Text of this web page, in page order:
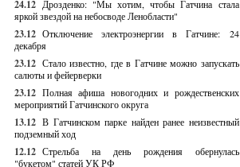
24.12 Дрозденко: "Мы хотим, чтобы Гатчина стала
яркой звездой на небосводе Ленобласти"
23.12 Отключение электроэнергии в Гатчине: 24
декабря
23.12 Стало известно, где в Гатчине можно запускать
салюты и фейерверки
23.12 Полная афиша новогодних и рождественских
мероприятий Гатчинского округа
13.12 В Гатчинском парке найден ранее неизвестный
подземный ход
12.12 Стрельба на день рождения обернулась
"букетом" статей УК РФ